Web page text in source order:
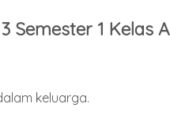
Semester 1 Kelas A
keluarga.